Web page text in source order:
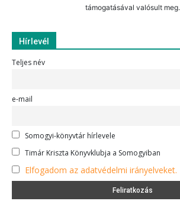
támogatásával valósult meg.
Hírlevél
Teljes név
e-mail
Somogyi-könyvtár hírlevele
Timár Kriszta Könyvklubja a Somogyiban
Elfogadom az adatvédelmi irányelveket.